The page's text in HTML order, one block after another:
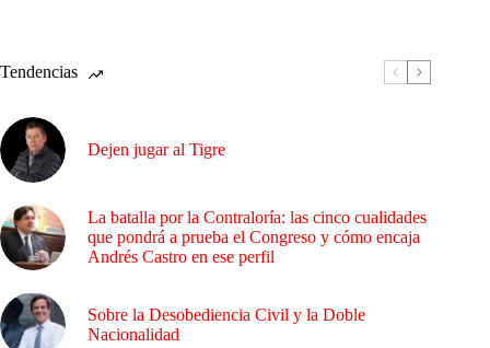
Tendencias
Dejen jugar al Tigre
La batalla por la Contraloría: las cinco cualidades
que pondrá a prueba el Congreso y cómo encaja
Andrés Castro en ese perfil
Sobre la Desobediencia Civil y la Doble
Nacionalidad